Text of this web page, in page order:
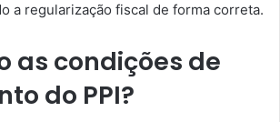
a regularização fiscal de forma correta.
as condições de
do PPI?